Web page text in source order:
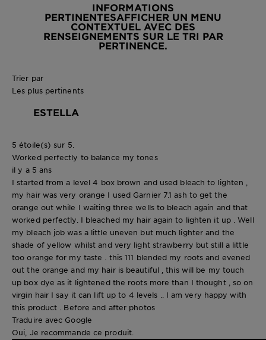
INFORMATIONS
PERTINENTESAFFICHER UN MENU
CONTEXTUEL AVEC DES
RENSEIGNEMENTS SUR LE TRI PAR
PERTINENCE.
Trier par
Les plus pertinents
ESTELLA
5 étoile(s) sur 5.
Worked perfectly to balance my tones
il y a 5 ans
I started from a level 4 box brown and used bleach to lighten ,
my hair was very orange I used Garnier 7.1 ash to get the
orange out while I waiting three wells to bleach again and that
worked perfectly. I bleached my hair again to lighten it up . Well
my bleach job was a little uneven but much lighter and the
shade of yellow whilst and very light strawberry but still a little
too orange for my taste . this 111 blended my roots and evened
out the orange and my hair is beautiful , this will be my touch
up box dye as it lightened the roots more than I thought , so on
virgin hair I say it can lift up to 4 levels .. I am very happy with
this product . Before and after photos
Traduire avec Google
Oui, Je recommande ce produit.